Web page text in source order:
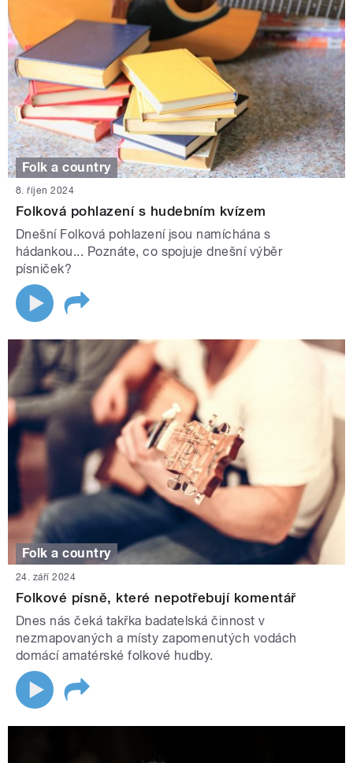
Folk a country
8. říjen 2024
Folková pohlazení s hudebním kvízem
Dnešní Folková pohlazení jsou namíchána s
hádankou... Poznáte, co spojuje dnešní výběr
písniček?
Folk a country
24. září 2024
Folkové písně, které nepotřebují komentář
Dnes nás čeká takřka badatelská činnost v
nezmapovaných a místy zapomenutých vodách
domácí amatérské folkové hudby.